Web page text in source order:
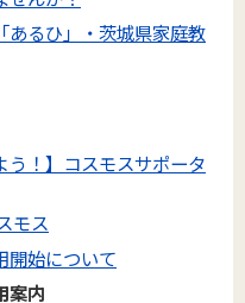
あるひ」・茨城県家庭教
う！】コスモスサポータ
モス
開始について
案内